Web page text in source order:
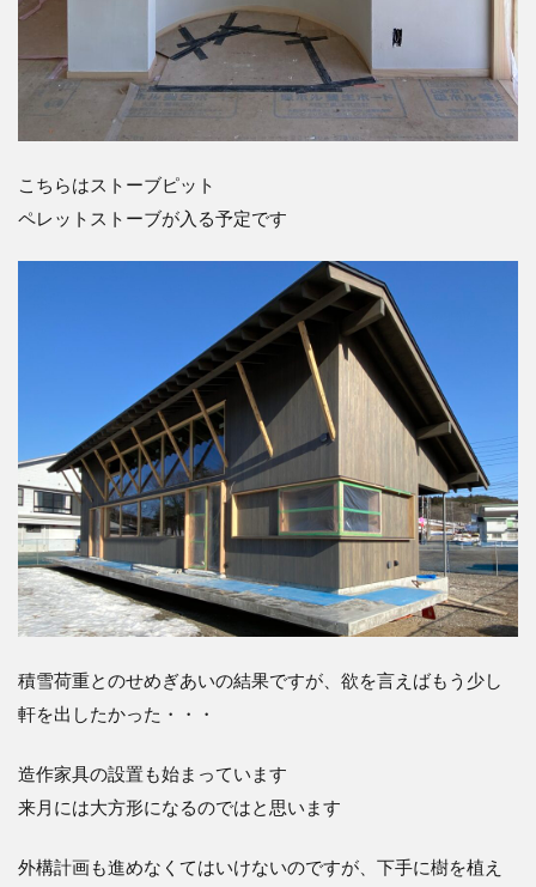
こちらはストーブピット
ペレットストーブが入る予定です
積雪荷重とのせめぎあいの結果ですが、欲を言えばもう少し
軒を出したかった・・・
造作家具の設置も始まっています
来月には大方形になるのではと思います
外構計画も進めなくてはいけないのですが、下手に樹を植え